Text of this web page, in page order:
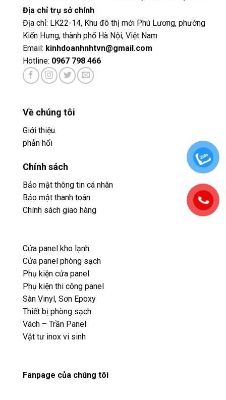
Địa chỉ trụ sở chính
Địa chỉ: LK22-14, Khu đô thị mới Phú Lương, phường
Kiến Hưng, thành phố Hà Nội, Việt Nam
Email: kinhdoanhnhtvn@gmail.com
Hotline: 0967 798 466
Về chúng tôi
Giới thiệu
phản hổi
Chính sách
Bảo mật thông tin cá nhân
Bảo mật thanh toán
Chính sách giao hàng
Cửa panel kho lạnh
Cửa panel phòng sạch
Phụ kiện cửa panel
Phụ kiện thi công panel
Sàn Vinyl, Sơn Epoxy
Thiết bị phòng sạch
Vách – Trần Panel
Vật tư inox vi sinh
Fanpage của chúng tôi